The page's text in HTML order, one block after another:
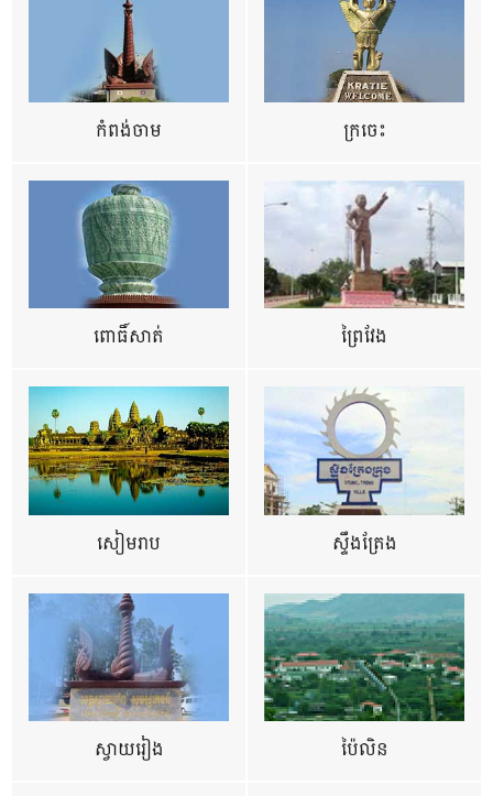
កំពង់ចាម ក្រចេះ
ពោធិ៍សាត់ ព្រៃវែង
សៀមរាប ស្ទឹងត្រែង
ស្វាយរៀង ប៉ៃលិន